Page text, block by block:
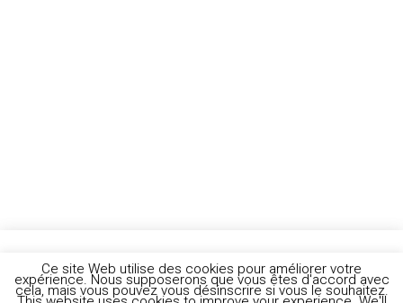
Ce site Web utilise des cookies pour améliorer votre
expérience. Nous supposerons que vous êtes d'accord avec
cela, mais vous pouvez vous désinscrire si vous le souhaitez.